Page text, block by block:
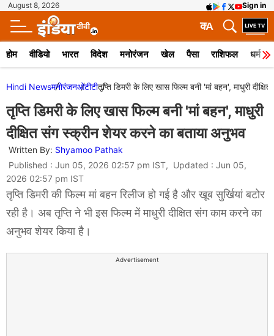
August 8, 2026 Sign in
A
क
होम वीडियो भारत विदेश मनोरंजन खेल पैसा राशिफल धर्म
Hindi Newsमनोरंजनओटीटीतृप्ति डिमरी के लिए खास फिल्म बनी 'मां बहन', माधुरी
तृप्ति डिमरी के लिए खास फिल्म बनी 'मां बहन', माधुरी
दीक्षित संग स्क्रीन शेयर करने का बताया अनुभव
Written By: Shyamoo Pathak
Published : Jun 05, 2026 02:57 pm IST, Updated : Jun 05,
2026 02:57 pm IST
तृप्ति डिमरी की फिल्म मां बहन रिलीज हो गई है और खूब सुर्खियां बटोर
रही है। अब तृप्ति ने भी इस फिल्म में माधुरी दीक्षित संग काम करने का
अनुभव शेयर किया है।
Advertisement